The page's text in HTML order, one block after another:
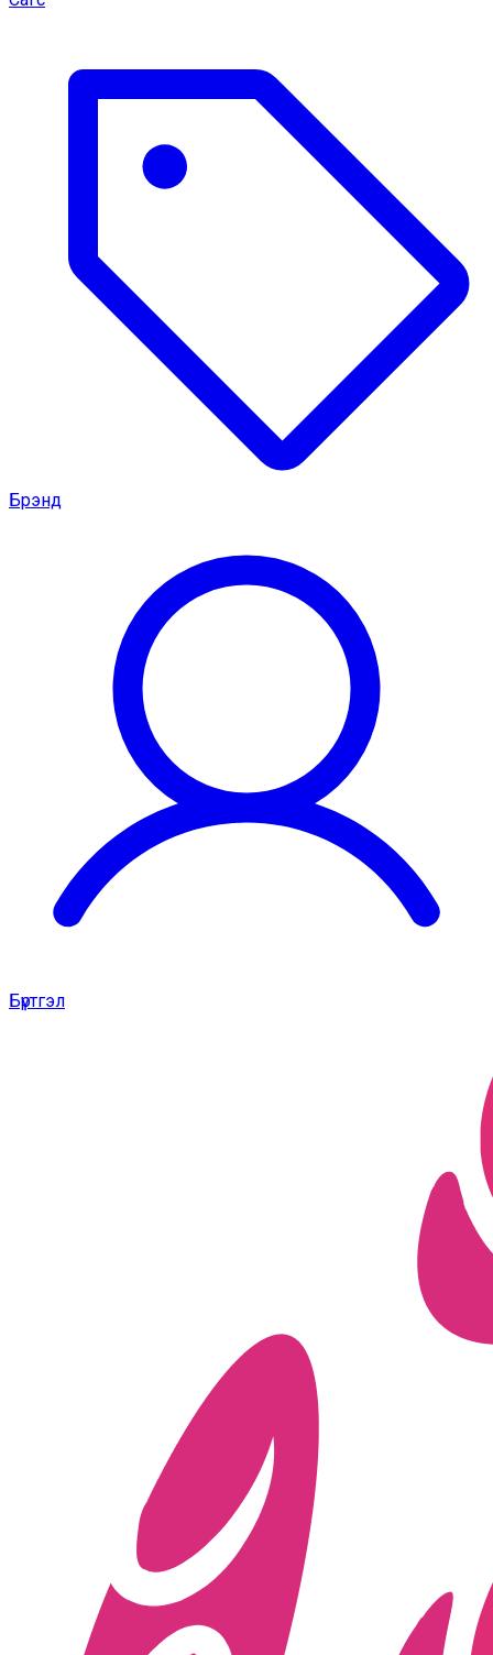
Брэнд
Бүртгэл